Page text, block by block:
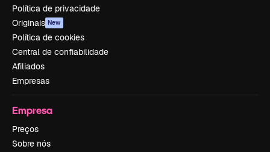
Política de privacidade
Originais New
Política de cookies
Central de confiabilidade
Afiliados
Empresas
Empresa
Preços
Sobre nós